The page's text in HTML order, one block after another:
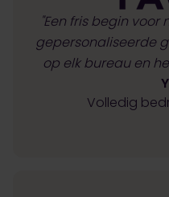
"Een fris begin voor
gepersonaliseerde
op elk bureau en
Volledig